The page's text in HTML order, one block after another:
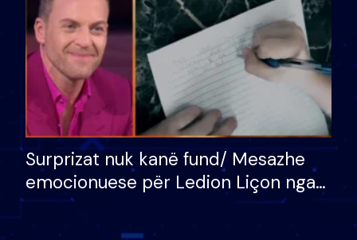
Surprizat nuk kanë fund/ Mesazhe
emocionuese për Ledion Liçon nga
nëna dhe fëmijët e tij, moderatori
nuk i mban dot lotët: Nuk meritoj…